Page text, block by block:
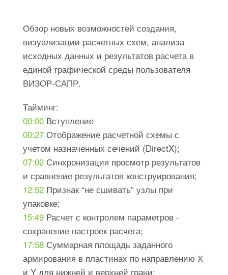
Обзор новых возможностей создания,
визуализации расчетных схем, анализа
исходных данных и результатов расчета в
единой графической среды пользователя
ВИЗОР-САПР.
Тайминг:
00:00 Вступление
00:27 Отображение расчетной схемы с
учетом назначенных сечений (DirectX);
07:02 Синхронизация просмотр результатов
и сравнение результатов конструирования;
12:52 Признак “не сшивать” узлы при
упаковке;
15:49 Расчет с контролем параметров -
сохранение настроек расчета;
17:58 Суммарная площадь заданного
армирования в пластинах по направлению Х
и Y для нижней и верхней грани;